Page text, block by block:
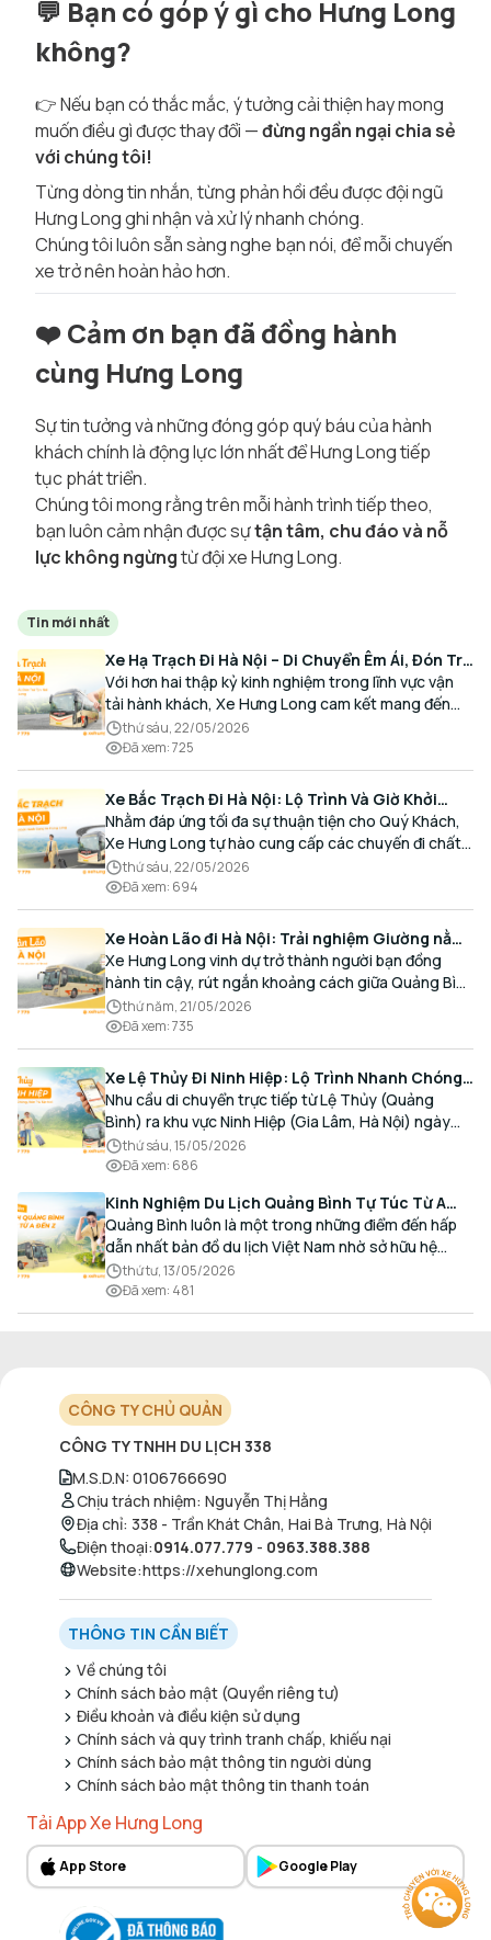
💬 Bạn có góp ý gì cho Hưng Long
không?
👉 Nếu bạn có thắc mắc, ý tưởng cải thiện hay mong
muốn điều gì được thay đổi —đừng ngần ngại chia sẻ
với chúng tôi!
Từng dòng tin nhắn, từng phản hồi đều được đội ngũ
Hưng Long ghi nhận và xử lý nhanh chóng.
Chúng tôi luôn sẵn sàng nghe bạn nói, để mỗi chuyến
xe trở nên hoàn hảo hơn.
❤️Cảm ơn bạn đã đồng hành
cùng Hưng Long
Sự tin tưởng và những đóng góp quý báu của hành
khách chính là động lực lớn nhất để Hưng Long tiếp
tục phát triển.
Chúng tôi mong rằng trên mỗi hành trình tiếp theo,
bạn luôn cảm nhận được sựtận tâm, chu đáo và nỗ
lực không ngừngtừ đội xe Hưng Long.
Tin mới nhất
Xe Hạ Trạch Đi Hà Nội – Di Chuyển Êm Ái, Đón Trả
Tận Nơi Cùng Xe Hưng Long
Với hơn hai thập kỷ kinh nghiệm trong lĩnh vực vận
tải hành khách, Xe Hưng Long cam kết mang đến
cho Quý Khách một hành trình di chuyển trọn vẹn,
thoải mái và đúng giờ.
thứ sáu, 22/05/2026
Đã xem:725
Xe Bắc Trạch Đi Hà Nội: Lộ Trình Và Giờ Khởi
Hành Cùng Xe Hưng Long
Nhằm đáp ứng tối đa sự thuận tiện cho Quý Khách,
Xe Hưng Long tự hào cung cấp các chuyến đi chất
lượng cao, an toàn với lịch trình linh hoạt mỗi ngày.
thứ sáu, 22/05/2026
Đã xem: 694
Xe Hoàn Lão đi Hà Nội: Trải nghiệm Giường nằm
Cao cấp, Đón trả Tận nơi
Xe Hưng Long vinh dự trở thành người bạn đồng
hành tin cậy, rút ngắn khoảng cách giữa Quảng Bình
và Thủ đô bằng chất lượng dịch vụ chuẩn mực.
thứ năm, 21/05/2026
Đã xem:735
Xe Lệ Thủy Đi Ninh Hiệp: Lộ Trình Nhanh Chóng,
Đón Trả Tận Nơi
Nhu cầu di chuyển trực tiếp từ Lệ Thủy (Quảng
Bình) ra khu vực Ninh Hiệp (Gia Lâm, Hà Nội) ngày
càng gia tăng, đặc biệt đối với các hành khách có
nhu cầu giao thương, kinh doanh và mua sắm.
thứ sáu, 15/05/2026
Đã xem: 686
Kinh Nghiệm Du Lịch Quảng Bình Tự Túc Từ A
Đến Z Chi Tiết Nhất
Quảng Bình luôn là một trong những điểm đến hấp
dẫn nhất bản đồ du lịch Việt Nam nhờ sở hữu hệ
thống hang động kỳ vĩ, những bãi biển hoang sơ và
nét ẩm thực đậm đà bản sắc.
thứ tư, 13/05/2026
Đã xem: 481
CÔNG TY CHỦ QUẢN
CÔNG TY TNHH DU LỊCH 338
M.S.D.N: 0106766690
Chịu trách nhiệm: Nguyễn Thị Hằng
Địa chỉ: 338 - Trần Khát Chân, Hai Bà Trưng, Hà Nội
Điện thoại:0914.077.779 - 0963.388.388
Website:https://xehunglong.com
THÔNG TIN CẦN BIẾT
Về chúng tôi
Chính sách bảo mật (Quyền riêng tư)
Điều khoản và điều kiện sử dụng
Chính sách và quy trình tranh chấp, khiếu nại
Chính sách bảo mật thông tin người dùng
Chính sách bảo mật thông tin thanh toán
Tải App Xe Hưng Long
App Store Google Play